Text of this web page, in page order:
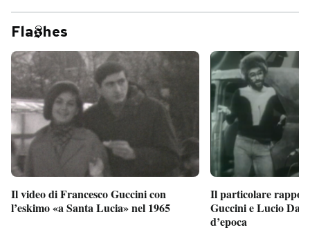
Fla hes
Il video di Francesco Guccini con
l’eskimo «a Santa Lucia» nel 1965
Il particolare
Guccini e Lucio
d’epoca